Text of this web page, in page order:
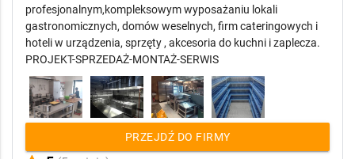
profesjonalnym,kompleksowym wyposażaniu lokali
gastronomicznych, domów weselnych, firm cateringowych i
hoteli w urządzenia, sprzęty , akcesoria do kuchni i zaplecza.
PROJEKT-SPRZEDAŻ-MONTAŻ-SERWIS
PRZEJDŹ DO FIRMY